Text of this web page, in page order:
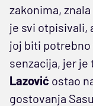
zakonima,
je svi otpisivali,
joj biti potrebno
senzacija, jer je
Lazović ostao
gostovanja